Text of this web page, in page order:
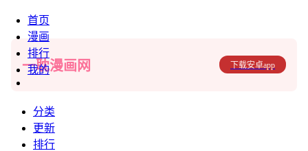
首页
漫画
排行
我的
一耽漫画网 下载安卓app
分类
更新
排行